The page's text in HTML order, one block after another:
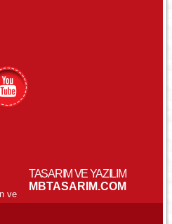
Destek!
ve
TASARIM VE YAZILIM
MBTASARIM.COM